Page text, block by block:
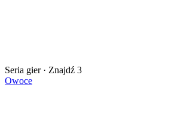
Seria gier · Znajdź 3
Owoce